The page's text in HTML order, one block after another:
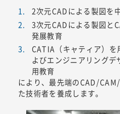
2次元CADによる製図を
3次元CADによる製図と
発展教育
CATIA（キャティア）
よびエンジニアリング
用教育
により、最先端のCAD/
た技術者を養成します。